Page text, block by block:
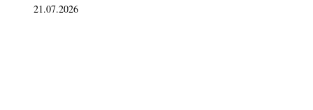
21.07.2026